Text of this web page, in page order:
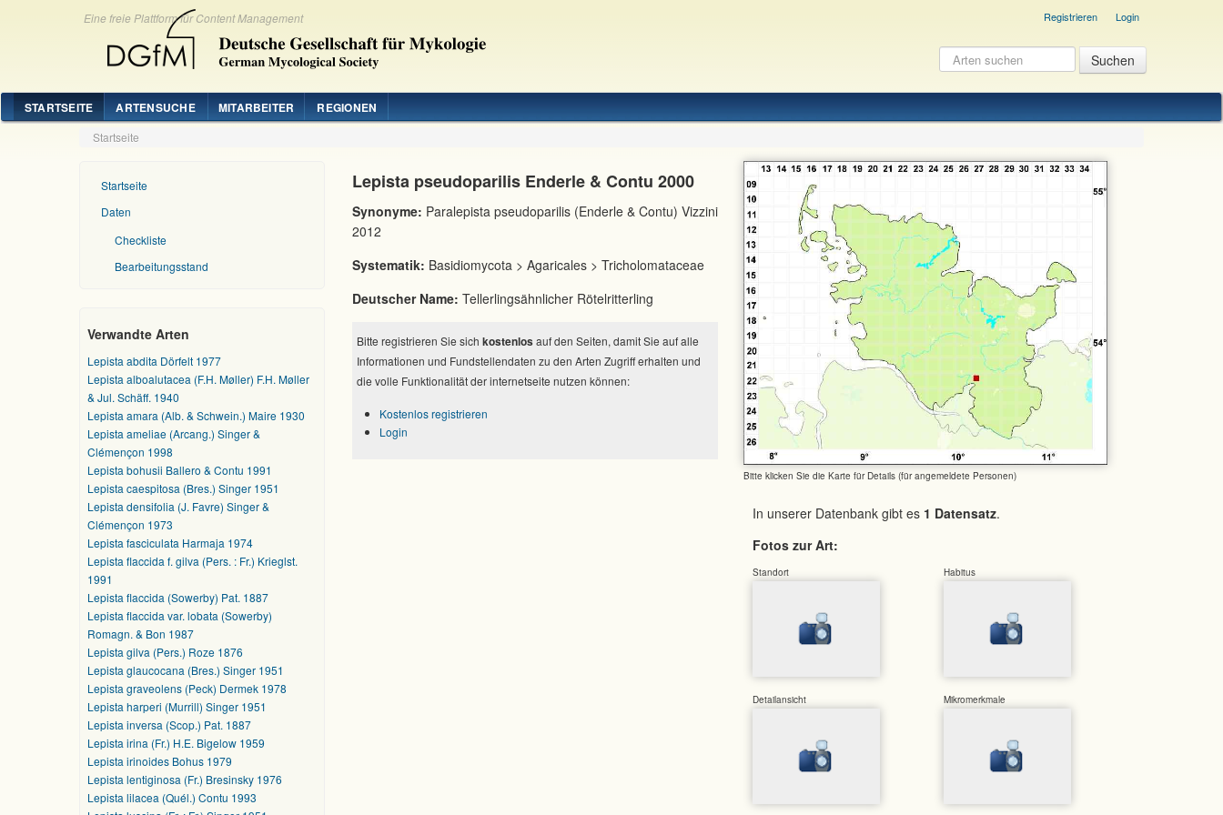
Eine freie Plattform für Content Management Registrieren Login
STARTSEITE ARTENSUCHE MITARBEITER REGIONEN
Startseite
Startseite
Daten
Checkliste
Bearbeitungsstand
Verwandte Arten
Lepista abdita Dörfelt 1977
Lepista alboalutacea (F.H. Møller) F.H. Møller
& Jul. Schäff. 1940
Lepista amara (Alb. & Schwein.) Maire 1930
Lepista ameliae (Arcang.) Singer &
Clémençon 1998
Lepista bohusii Ballero & Contu 1991
Lepista caespitosa (Bres.) Singer 1951
Lepista densifolia (J. Favre) Singer &
Clémençon 1973
Lepista fasciculata Harmaja 1974
Lepista flaccida f. gilva (Pers. : Fr.) Krieglst.
1991
Lepista flaccida (Sowerby) Pat. 1887
Lepista flaccida var. lobata (Sowerby)
Romagn. & Bon 1987
Lepista gilva (Pers.) Roze 1876
Lepista glaucocana (Bres.) Singer 1951
Lepista graveolens (Peck) Dermek 1978
Lepista harperi (Murrill) Singer 1951
Lepista inversa (Scop.) Pat. 1887
Lepista irina (Fr.) H.E. Bigelow 1959
Lepista irinoides Bohus 1979
Lepista lentiginosa (Fr.) Bresinsky 1976
Lepista lilacea (Quél.) Contu 1993
Bitte klicken Sie die Karte für Details (für angemeldete Personen)
In unserer Datenbank gibt es 1 Datensatz.
Fotos zur Art:
Standort Habitus
Detailansicht Mikromerkmale
Lepista pseudoparilis Enderle & Contu 2000
Synonyme: Paralepista pseudoparilis (Enderle & Contu) Vizzini
2012
Systematik: Basidiomycota > Agaricales > Tricholomataceae
Deutscher Name: Tellerlingsähnlicher Rötelritterling
Bitte registrieren Sie sich kostenlos auf den Seiten, damit Sie auf alle
Informationen und Fundstellendaten zu den Arten Zugriff erhalten und
die volle Funktionalität der internetseite nutzen können:
Kostenlos registrieren
Login